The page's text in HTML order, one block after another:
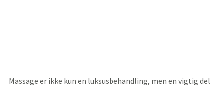
Massage er ikke kun en luksusbehandling, men en vigtig del